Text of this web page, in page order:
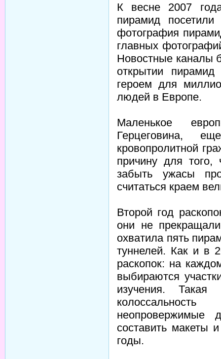
К весне 2007
пирамид
фотография
главных
Новостные каналы
открытии
героем для
людей в Европе.
Маленькое
Герцеговина,
кровопролитной
причину для того,
забыть ужасы
считаться краем
Второй год
они не
охватила пять
туннелей. Как и в
раскопок: на
выбираются
изучения. Такая
неопровержимые
составить макеты
годы.